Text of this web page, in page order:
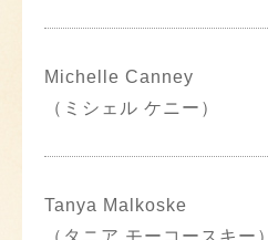
Michelle Canney
（ミシェル ケニー）
Tanya Malkoske
（タニア モーコースキー）